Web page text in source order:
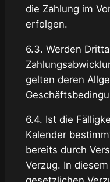
die Zahlung im
erfolgen.
6.3. Werden
gelten deren
6.4. Ist die
Kalender
bereits durch
Verzug. In